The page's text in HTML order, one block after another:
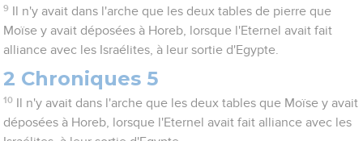
9
Il n'y avait dans l'arche que les deux tables de pierre que
Moïse y avait déposées à Horeb, lorsque l'Eternel avait fait
alliance avec les Israélites, à leur sortie d'Egypte.
2 Chroniques 5
10
Il n'y avait dans l'arche que les deux tables que Moïse y avait
déposées à Horeb, lorsque l'Eternel avait fait alliance avec les